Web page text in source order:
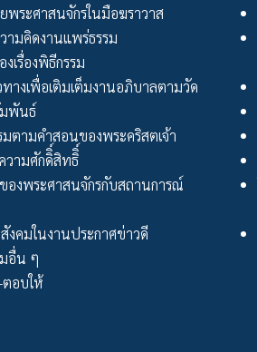
พระศาสนจักรในมือฆราวาส
ามคิดงานแพร่ธรรม
งเรื่องพิธีกรรม
างเพื่อเติมเต็มงานอภิบาลตามวัด
พันธ์
มตามคำสอนของพระคริสตเจ้า
วามศักดิิ์สิทธิิ์
องพระศาสนจักรกับสถานการณ์
งคมในงานประกาศข่าวดี
อื่น ๆ
อบให้